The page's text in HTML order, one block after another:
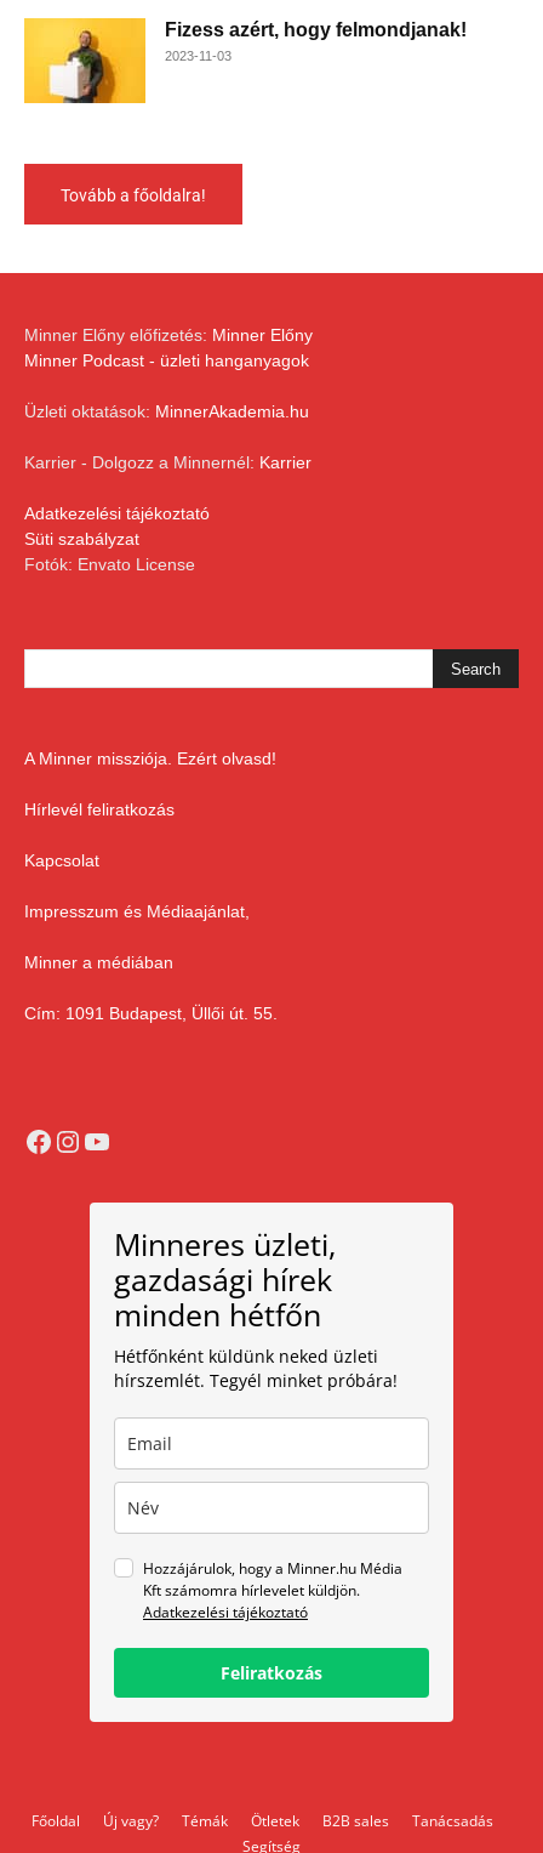
Fizess azért, hogy felmondjanak!
2023-11-03
Tovább a főoldalra!
Minner Előny előfizetés: Minner Előny
Minner Podcast - üzleti hanganyagok
Üzleti oktatások: MinnerAkademia.hu
Karrier - Dolgozz a Minnernél: Karrier
Adatkezelési tájékoztató
Süti szabályzat
Fotók: Envato License
A Minner missziója. Ezért olvasd!
Hírlevél feliratkozás
Kapcsolat
Impresszum és Médiaajánlat,
Minner a médiában
Cím: 1091 Budapest, Üllői út. 55.
Facebook
Instagram
YouTube
Minneres üzleti,
gazdasági hírek
minden hétfőn
Hétfőnként küldünk neked üzleti
hírszemlét. Tegyél minket próbára!
Hozzájárulok, hogy a Minner.hu Média
Kft számomra hírlevelet küldjön.
Adatkezelési tájékoztató
Feliratkozás
Főoldal Új vagy? Témák Ötletek B2B sales
Tanácsadás
Segítség